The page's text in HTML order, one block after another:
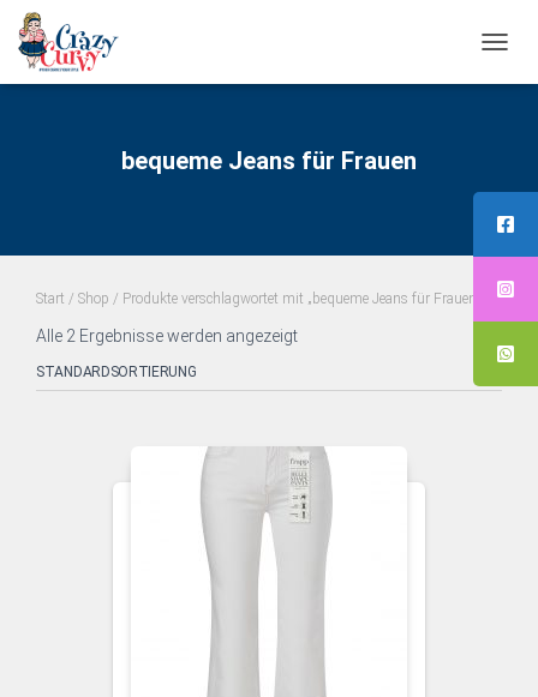
bequeme Jeans für Frauen
Start / Shop / Produkte verschlagwortet mit „bequeme Jeans für Frauen“
Alle 2 Ergebnisse werden angezeigt